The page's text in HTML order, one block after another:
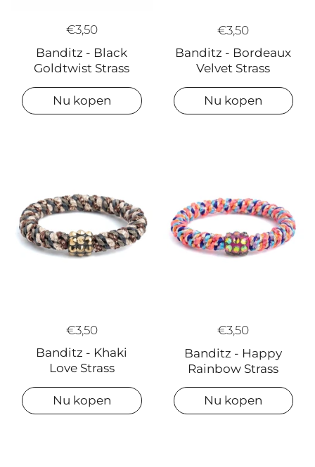
€3,50
Banditz - Black
Goldtwist Strass
Nu kopen
€3,50
Banditz - Bordeaux
Velvet Strass
Nu kopen
€3,50
Banditz - Khaki
Love Strass
Nu kopen
€3,50
Banditz - Happy
Rainbow Strass
Nu kopen